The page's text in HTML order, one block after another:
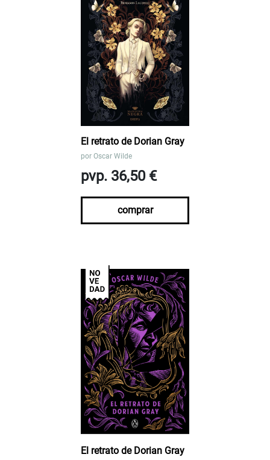
El retrato de Dorian Gray
por Oscar Wilde
pvp. 36,50 €
comprar
El retrato de Dorian Gray